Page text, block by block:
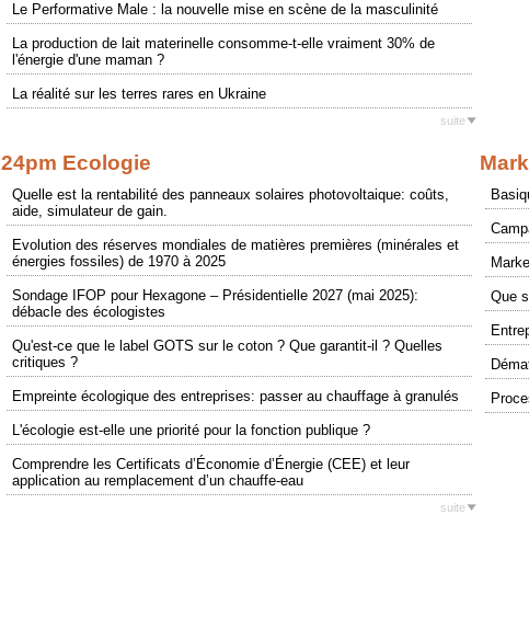
Le Performative Male : la nouvelle mise en scène de la masculinité
La production de lait materinelle consomme-t-elle vraiment 30% de
l'énergie d'une maman ?
La réalité sur les terres rares en Ukraine
suite
24pm Ecologie
Quelle est la rentabilité des panneaux solaires photovoltaique: coûts,
aide, simulateur de gain.
Evolution des réserves mondiales de matières premières (minérales et
énergies fossiles) de 1970 à 2025
Sondage IFOP pour Hexagone – Présidentielle 2027 (mai 2025):
débacle des écologistes
Qu'est-ce que le label GOTS sur le coton ? Que garantit-il ? Quelles
critiques ?
Empreinte écologique des entreprises: passer au chauffage à granulés
L'écologie est-elle une priorité pour la fonction publique ?
Comprendre les Certificats d’Économie d’Énergie (CEE) et leur
application au remplacement d’un chauffe-eau
suite
Que